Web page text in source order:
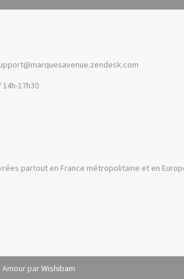
17h30
partout en France métropolitaine et en
Amour parWishibam